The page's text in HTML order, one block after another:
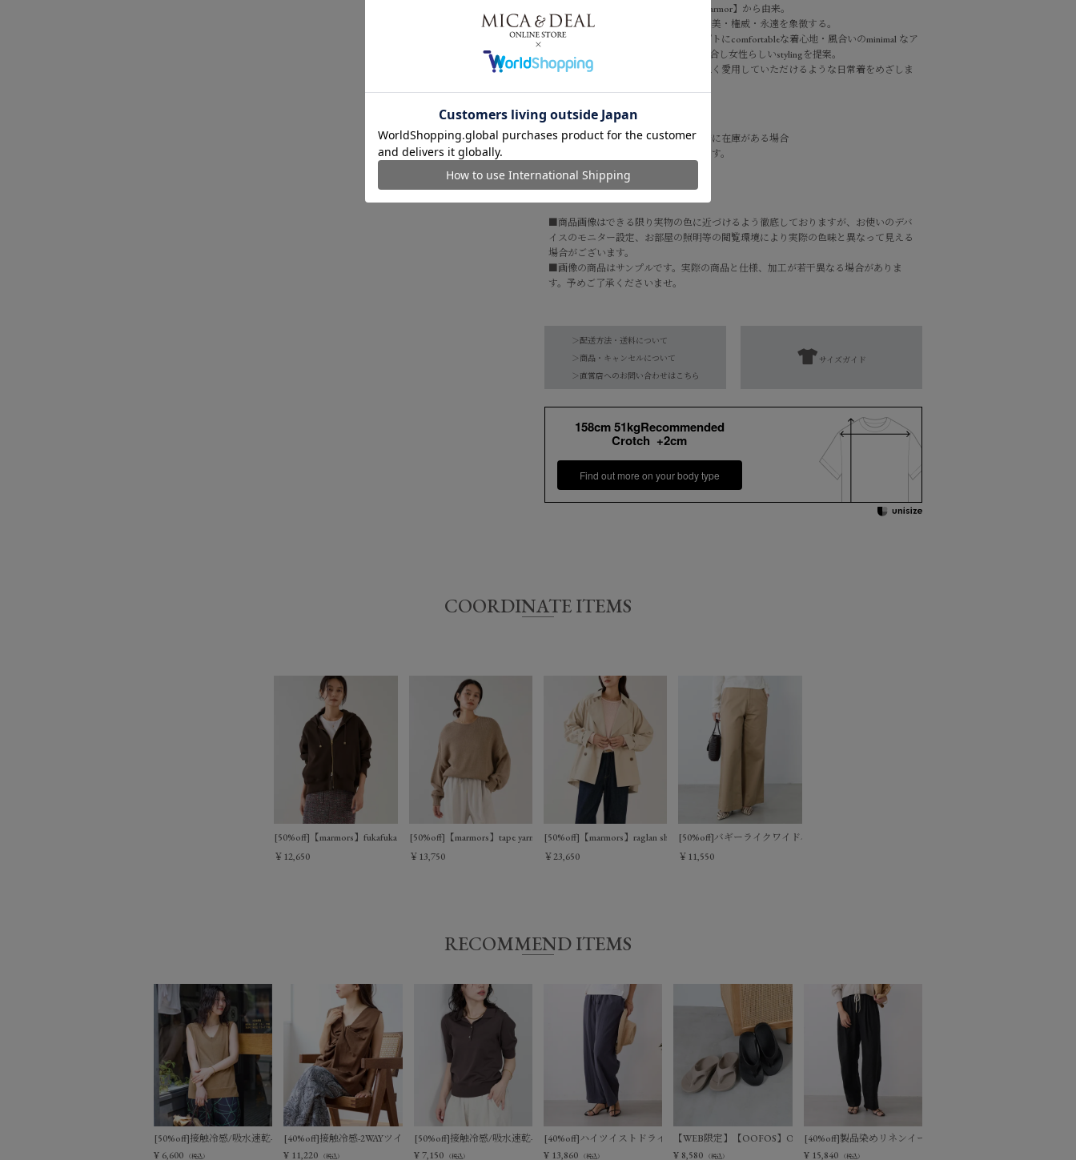
いう性質のある大理石のローマ語【marmor】から由来。
光のなかできらめく結晶石を意味し、美・権威・永遠を象徴する。
クリーンな洗練カジュアルをコンセプトにcomfortableな着心地・風合いのminimal なア
イテムとメンズライクなアイテムを融合し女性らしいstylingを提案。
その人の新たな定番となり、大切に永く愛用していただけるような日常着をめざしま
■在庫切れのカラー・商品は、直営店に在庫がある場合
店舗からの通販対応が可能でございます。
ぜひお問い合わせくださいませ。
infomail@mica-deal.com
■商品画像はできる限り実物の色に近づけるよう徹底しておりますが、お使いのデバ
イスのモニター設定、お部屋の照明等の閲覧環境により実際の色味と異なって見える
場合がございます。
■画像の商品はサンプルです。実際の商品と仕様、加工が若干異なる場合がありま
す。予めご了承くださいませ。
素材
本体：綿100%
*詳しくは商品の洗濯表示にてご確認をお願い致します。
原産国
中国
裄丈
【お届け希望日につきまして】
※最短日のお届けとなります。
通常は、平日営業日２～５日以内の発送となります。
また連休時、セール時期などはご希望に添えない場合がございます。予めご了承くださ
＞配送方法・送料について
＞商品・キャンセルについて
＞直営店へのお問い合わせはこちら
サイズガイド
158cm 51kgRecommended
Crotch +2cm
Find out more on your body type
COORDINATE ITEMS
[50%off]【marmors】fukafuka zip parka
￥12,650
[50%off]【marmors】tape yarn color loose knit
￥13,750
[50%off]【marmors】raglan short trench coat
￥23,650
[50%off]バギーライクワイドパンツ
￥11,550
RECOMMEND ITEMS
[50%off]接触冷感/吸水速乾-シアーVネックニットベスト
¥ 6,600 （税込）
[40%off]接触冷感-2WAYツイストノースリーブブラウス
¥ 11,220 （税込）
[50%off]接触冷感/吸水速乾-サマーポロニット
¥ 7,150 （税込）
[40%off]ハイツイストドライタッチイージーパンツ
¥ 13,860 （税込）
【WEB限定】【OOFOS】Ooriginal リカバリーサンダル
¥ 8,580 （税込）
[40%off]製品染めリネンイージーパンツ
¥ 15,840 （税込）